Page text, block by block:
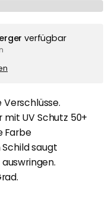
verfügbar
UV Schutz 50+
Farbe
saugt